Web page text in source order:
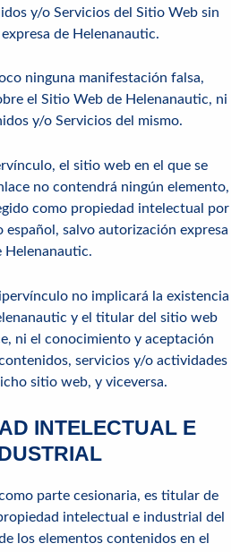
y/o Servicios del Sitio Web sin
de Helenanautic.
ninguna manifestación falsa,
el Sitio Web de Helenanautic, ni
y/o Servicios del mismo.
el sitio web en el que se
no contendrá ningún elemento,
como propiedad intelectual por
salvo autorización expresa
Helenanautic.
no implicará la existencia
y el titular del sitio web
ni el conocimiento y aceptación
servicios y/o actividades
sitio web, y viceversa.
INTELECTUAL E
parte cesionaria, es titular de
intelectual e industrial del
los elementos contenidos en el